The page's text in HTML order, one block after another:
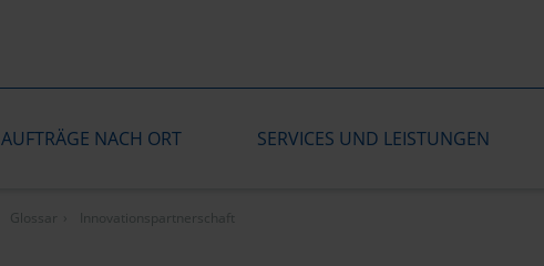
AUFTRÄGE NACH ORT SERVICES UND LEISTUNGEN
Glossar Innovationspartnerschaft